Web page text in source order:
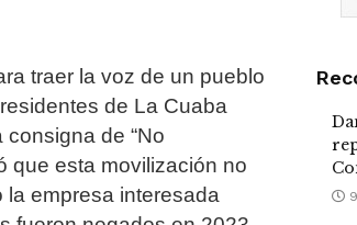
traer la voz de un pueblo
de La Cuaba
de “No
que esta movilización no
empresa interesada